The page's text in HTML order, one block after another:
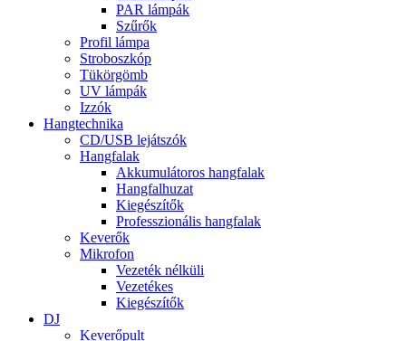
PAR lámpák
Szűrők
Profil lámpa
Stroboszkóp
Tükörgömb
UV lámpák
Izzók
Hangtechnika
CD/USB lejátszók
Hangfalak
Akkumulátoros hangfalak
Hangfalhuzat
Kiegészítők
Professzionális hangfalak
Keverők
Mikrofon
Vezeték nélküli
Vezetékes
Kiegészítők
DJ
Keverőpult